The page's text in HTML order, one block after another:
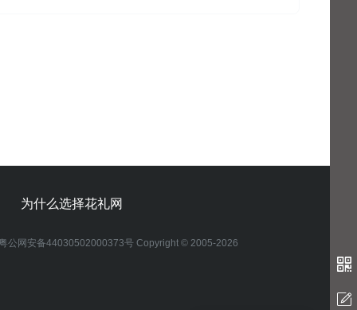
为什么选择花礼网
公网安备44030502000373号 Copyright © 2005-2026